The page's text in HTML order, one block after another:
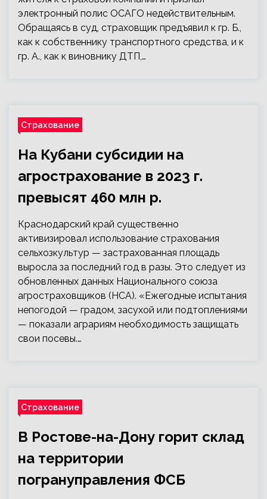
электронный полис ОСАГО недействительным.
Обращаясь в суд, страховщик предъявил к гр. Б.,
как к собственнику транспортного средства, и к
гр. А., как к виновнику ДТП,…
Страхование
На Кубани субсидии на
агрострахование в 2023 г.
превысят 460 млн р.
Краснодарский край существенно
активизировал использование страхования
сельхозкультур — застрахованная площадь
выросла за последний год в разы. Это следует из
обновленных данных Национального союза
агростраховщиков (НСА). «Ежегодные испытания
непогодой — градом, засухой или подтоплениями
— показали аграриям необходимость защищать
свои посевы.…
Страхование
В Ростове-на-Дону горит склад
на территории
погрануправления ФСБ